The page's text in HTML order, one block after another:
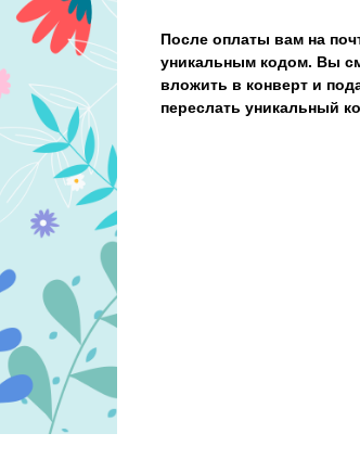
После оплаты вам на
уникальным кодом. Вы
вложить в конверт и
переслать уникальный